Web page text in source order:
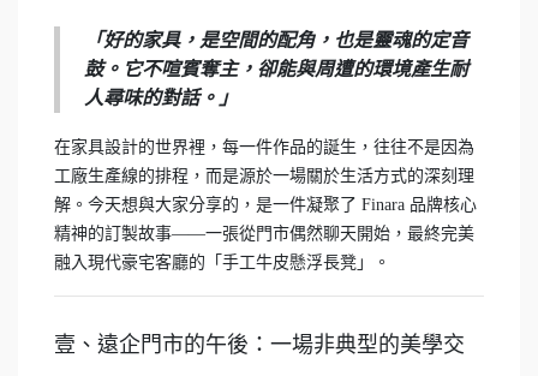
「好的家具，是空間的配角，也是靈魂的定音
鼓。它不喧賓奪主，卻能與周遭的環境產生耐
人尋味的對話。」
在家具設計的世界裡，每一件作品的誕生，往往不是因為
工廠生產線的排程，而是源於一場關於生活方式的深刻理
解。今天想與大家分享的，是一件凝聚了 Finara 品牌核心
精神的訂製故事——一張從門市偶然聊天開始，最終完美
融入現代豪宅客廳的「手工牛皮懸浮長凳」。
壹、遠企門市的午後：一場非典型的美學交